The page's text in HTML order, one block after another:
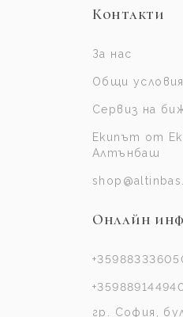
Контакти
За нас
Общи условия
Сервиз на
Екипът от
Алтънбаш
Онлайн
гр. София,